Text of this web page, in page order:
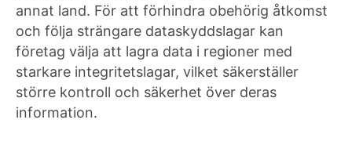
annat land. För att förhindra obehörig åtkomst
och följa strängare dataskyddslagar kan
företag välja att lagra data i regioner med
starkare integritetslagar, vilket säkerställer
större kontroll och säkerhet över deras
information.